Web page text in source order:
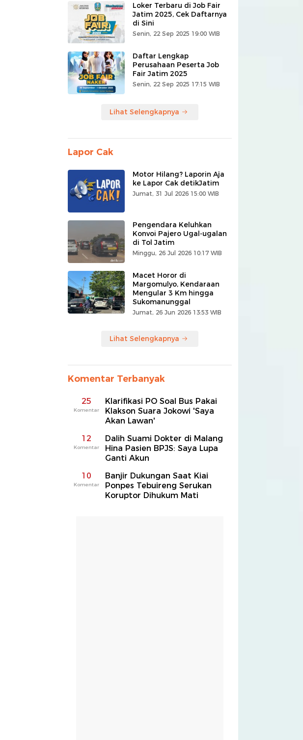
Loker Terbaru di Job Fair
Jatim 2025, Cek Daftarnya
di Sini
Senin, 22 Sep 2025 19:00 WIB
Daftar Lengkap
Perusahaan Peserta Job
Fair Jatim 2025
Senin, 22 Sep 2025 17:15 WIB
Lihat Selengkapnya
Lapor Cak
Motor Hilang? Laporin Aja
ke Lapor Cak detikJatim
Jumat, 31 Jul 2026 15:00 WIB
Pengendara Keluhkan
Konvoi Pajero Ugal-ugalan
di Tol Jatim
Minggu, 26 Jul 2026 10:17 WIB
Macet Horor di
Margomulyo, Kendaraan
Mengular 3 Km hingga
Sukomanunggal
Jumat, 26 Jun 2026 13:53 WIB
Lihat Selengkapnya
Komentar Terbanyak
25
Komentar
Klarifikasi PO Soal Bus Pakai
Klakson Suara Jokowi 'Saya
Akan Lawan'
12
Komentar
Dalih Suami Dokter di Malang
Hina Pasien BPJS: Saya Lupa
Ganti Akun
10
Komentar
Banjir Dukungan Saat Kiai
Ponpes Tebuireng Serukan
Koruptor Dihukum Mati